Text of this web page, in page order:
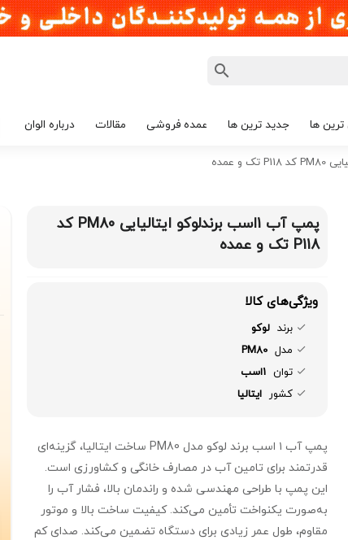
ها جدید ترین ها عمده فروشی مقالات درباره الوان
پمپ آب 1اسب برندلوکو ایتالیایی PM80 کد
P118 تک و عمده
ویژگی‌های کالا
برند لوکو
مدل PM80
توان 1اسب
کشور ایتالیا
پمپ آب ۱ اسب برند لوکو مدل PM80 ساخت ایتالیا، گزینه‌ای
قدرتمند برای تامین آب در مصارف خانگی و کشاورزی است.
این پمپ با طراحی مهندسی شده و راندمان بالا، فشار آب را
به‌صورت یکنواخت تأمین می‌کند. کیفیت ساخت بالا و موتور
مقاوم، طول عمر زیادی برای دستگاه تضمین می‌کند. صدای کم